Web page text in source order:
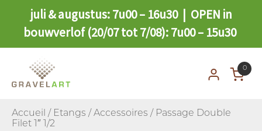
juli & augustus: 7u00 – 16u30 | OPEN in
bouwverlof (20/07 tot 7/08): 7u00 – 15u30
0
Accueil / Etangs / Accessoires / Passage Double
Filet 1″ 1/2